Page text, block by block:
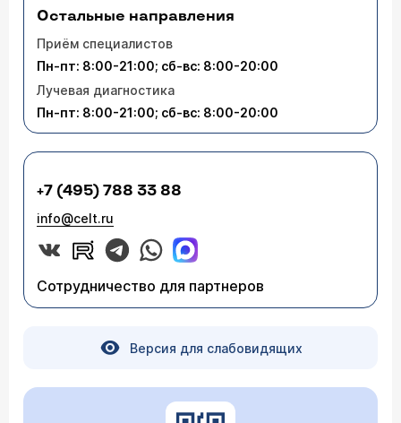
Остальные направления
Приём специалистов
Пн-пт: 8:00-21:00; сб-вс: 8:00-20:00
Лучевая диагностика
Пн-пт: 8:00-21:00; сб-вс: 8:00-20:00
+7 (495) 788 33 88
info@celt.ru
Сотрудничество для партнеров
Версия для слабовидящих